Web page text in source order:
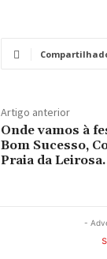
Artigo anterior
Onde vamos à
Bom Sucesso,
Praia da
-